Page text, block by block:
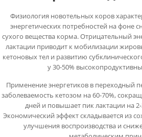
Физиология новотельных коров
энергетических потребностей на фоне
сухого вещества корма. Отрицательный
лактации приводит к мобилизации
кетоновых тел и развитию
у 30-50%
Применение энергетиков в переходный
заболеваемость кетозом на 60-70%,
дней и повышает пик лактации на
Экономический эффект складывается из
улучшения воспроизводства и